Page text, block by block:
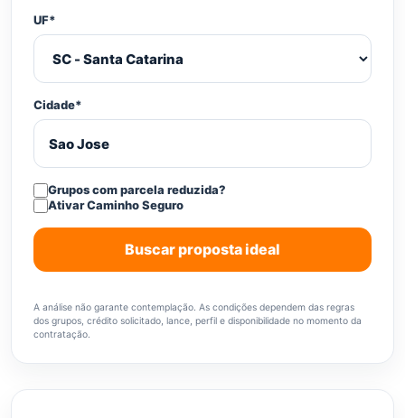
UF*
Cidade*
Grupos com parcela reduzida?
Ativar Caminho Seguro
Buscar proposta ideal
A análise não garante contemplação. As condições dependem das regras
dos grupos, crédito solicitado, lance, perfil e disponibilidade no momento da
contratação.